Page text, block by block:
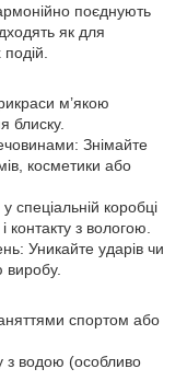
поєднують
як для
м’якою
блиску.
Знімайте
косметики або
коробці
з вологою.
Уникайте ударів чи
виробу.
спортом або
з водою (особливо